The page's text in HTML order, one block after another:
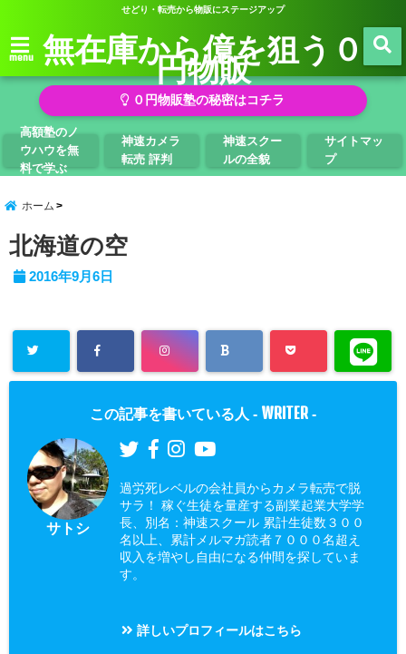
せどり・転売から物販にステージアップ
menu 無在庫から億を狙う０
円物販
０円物販塾の秘密はコチラ
高額塾のノ
ウハウを無
料で学ぶ
神速カメラ
転売 評判
神速スクー
ルの全貌
サイトマッ
プ
ホーム
北海道の空
2016年9月6日
この記事を書いている人 - WRITER -
サトシ
過労死レベルの会社員からカメラ転売で脱
サラ！ 稼ぐ生徒を量産する副業起業大学学
長、別名：神速スクール 累計生徒数３００
名以上、累計メルマガ読者７０００名超え
収入を増やし自由になる仲間を探していま
す。
詳しいプロフィールはこちら